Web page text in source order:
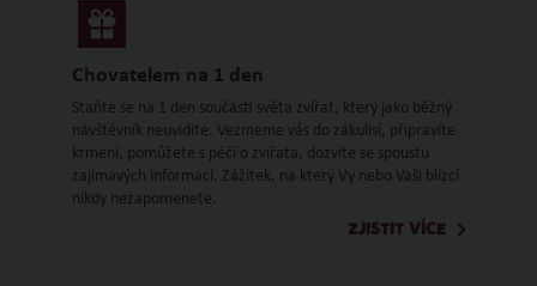
Chovatelem na 1 den
Staňte se na 1 den součástí světa zvířat, který jako běžný
návštěvník neuvidíte. Vezmeme vás do zákulisí, připravíte
krmení, pomůžete s péčí o zvířata, dozvíte se spoustu
zajímavých informací. Zážitek, na který Vy nebo Vaši blízcí
nikdy nezapomenete.
ZJISTIT VÍCE